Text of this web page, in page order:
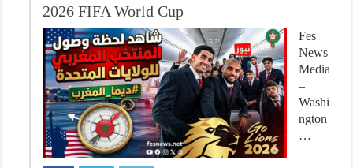
2026 FIFA World Cup
Fes
News
Media
–
Washi
ngton
…